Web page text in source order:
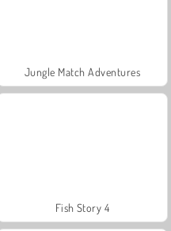
Jungle Match Adventures
Fish Story 4